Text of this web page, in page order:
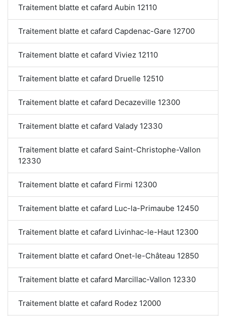
Traitement blatte et cafard Aubin 12110
Traitement blatte et cafard Capdenac-Gare 12700
Traitement blatte et cafard Viviez 12110
Traitement blatte et cafard Druelle 12510
Traitement blatte et cafard Decazeville 12300
Traitement blatte et cafard Valady 12330
Traitement blatte et cafard Saint-Christophe-Vallon
12330
Traitement blatte et cafard Firmi 12300
Traitement blatte et cafard Luc-la-Primaube 12450
Traitement blatte et cafard Livinhac-le-Haut 12300
Traitement blatte et cafard Onet-le-Château 12850
Traitement blatte et cafard Marcillac-Vallon 12330
Traitement blatte et cafard Rodez 12000